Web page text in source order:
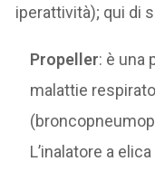
iperattività); qui di
Propeller: è una
malattie
L’inalatore a